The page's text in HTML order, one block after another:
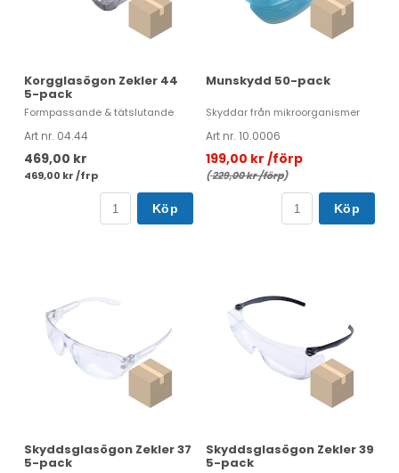
Korgglasögon Zekler 44
5-pack
Formpassande & tätslutande
Art nr. 04.44
469,00 kr
469,00 kr /frp
Köp
Munskydd 50-pack
Skyddar från mikroorganismer
Art nr. 10.0006
199,00 kr /förp
(229,00 kr /förp)
Köp
Skyddsglasögon Zekler 37
5-pack
Skyddsglasögon Zekler 39
5-pack